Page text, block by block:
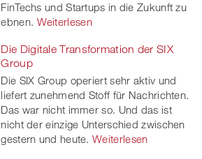
FinTechs und Startups in die Zukunft zu
ebnen. Weiterlesen
Die Digitale Transformation der SIX
Group
Die SIX Group operiert sehr aktiv und
liefert zunehmend Stoff für Nachrichten.
Das war nicht immer so. Und das ist
nicht der einzige Unterschied zwischen
gestern und heute. Weiterlesen